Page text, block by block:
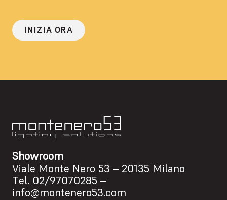
INIZIA ORA
Showroom
Viale Monte Nero 53 – 20135 Milano
Tel. 02/97070285 –
info@montenero53.com